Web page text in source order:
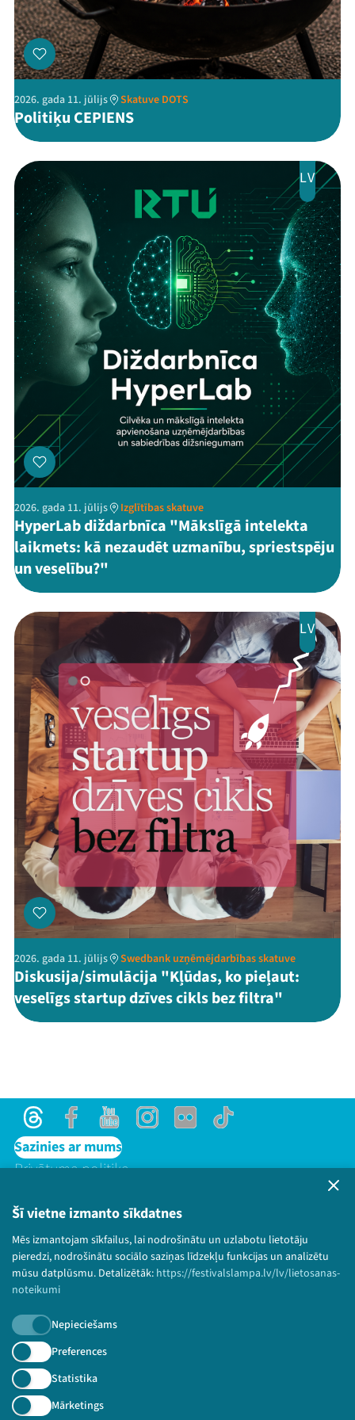
Šī vietne izmanto sīkdatnes
Mēs izmantojam sīkfailus, lai nodrošinātu un uzlabotu lietotāju
pieredzi, nodrošinātu sociālo saziņas līdzekļu funkcijas un analizētu
mūsu datplūsmu. Detalizētāk: https://festivalslampa.lv/lv/lietosanas-
noteikumi
Nepieciešams
Preferences
Statistika
Mārketings
2026. gada 11. jūlijs Skatuve DOTS
Politiķu CEPIENS
LV
2026. gada 11. jūlijs Izglītības skatuve
HyperLab diždarbnīca "Mākslīgā intelekta
laikmets: kā nezaudēt uzmanību, spriestspēju
un veselību?"
LV
2026. gada 11. jūlijs Swedbank uzņēmējdarbības skatuve
Diskusija/simulācija "Kļūdas, ko pieļaut:
veselīgs startup dzīves cikls bez filtra"
ThreadsFacebookYoutubeInstagram
Flick TikTok
Sazinies ar mums
Privātuma politika
Bērnu aizsardzības politika
© 2026 Sarunu festivāls LAMPA Visas tiesības
paturētas.
Piesakies jaunumiem!
Nepalaid garām aktuālāko informāciju!